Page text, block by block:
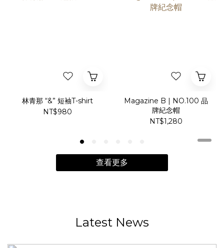
林青那 “&” 短袖T-shirt
NT$980
Magazine B | NO.100 品
牌紀念帽
NT$1,280
查看更多
Latest News